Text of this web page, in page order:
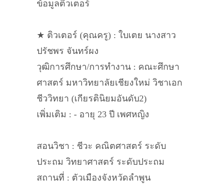
ข้อมูลติวเตอร์
★ ติวเตอร์ (คุณครู) : ใบเตย นางสาว
ปรัชพร จันทร์ผง
วุฒิการศึกษา/การทำงาน : คณะศึกษา
ศาสตร์ มหาวิทยาลัยเชียงใหม่ วิชาเอก
ชีววิทยา (เกียรตินิยมอันดับ2)
เพิ่มเติม : - อายุ 23 ปี เพศหญิง
สอนวิชา : ชีวะ คณิตศาสตร์ ระดับ
ประถม วิทยาศาสตร์ ระดับประถม
สถานที่ : ตัวเมืองจังหวัดลำพูน